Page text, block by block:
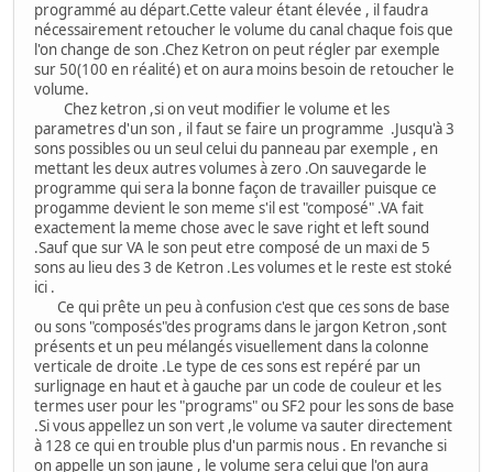
programmé au départ.Cette valeur étant élevée , il faudra
nécessairement retoucher le volume du canal chaque fois que
l'on change de son .Chez Ketron on peut régler par exemple
sur 50(100 en réalité) et on aura moins besoin de retoucher le
volume.
Chez ketron ,si on veut modifier le volume et les
parametres d'un son , il faut se faire un programme .Jusqu'à 3
sons possibles ou un seul celui du panneau par exemple , en
mettant les deux autres volumes à zero .On sauvegarde le
programme qui sera la bonne façon de travailler puisque ce
progamme devient le son meme s'il est "composé" .VA fait
exactement la meme chose avec le save right et left sound
.Sauf que sur VA le son peut etre composé de un maxi de 5
sons au lieu des 3 de Ketron .Les volumes et le reste est stoké
ici .
Ce qui prête un peu à confusion c'est que ces sons de base
ou sons "composés"des programs dans le jargon Ketron ,sont
présents et un peu mélangés visuellement dans la colonne
verticale de droite .Le type de ces sons est repéré par un
surlignage en haut et à gauche par un code de couleur et les
termes user pour les "programs" ou SF2 pour les sons de base
.Si vous appellez un son vert ,le volume va sauter directement
à 128 ce qui en trouble plus d'un parmis nous . En revanche si
on appelle un son jaune , le volume sera celui que l'on aura